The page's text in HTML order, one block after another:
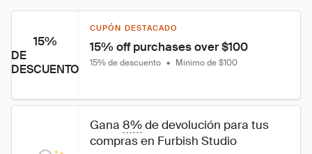
15%
DE
DESCUENTO
CUPÓN DESTACADO
15% off purchases over $100
15% de descuento • Mínimo de $100
Gana 8% de devolución para tus
compras en Furbish Studio